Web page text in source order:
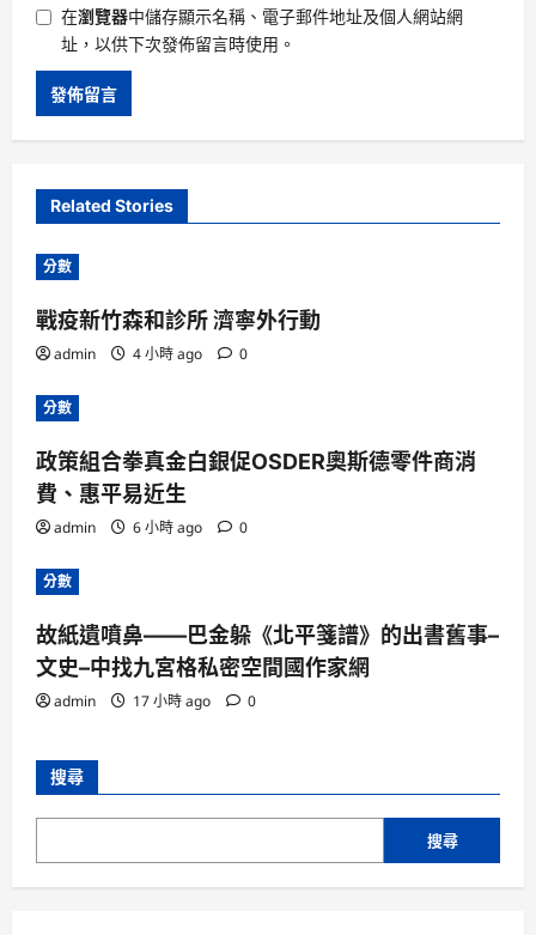
在瀏覽器中儲存顯示名稱、電子郵件地址及個人網站網
址，以供下次發佈留言時使用。
Related Stories
分數
戰疫新竹森和診所 濟寧外行動
admin 4 小時 ago 0
分數
政策組合拳真金白銀促OSDER奧斯德零件商消
費、惠平易近生
admin 6 小時 ago 0
分數
故紙遺噴鼻——巴金躲《北平箋譜》的出書舊事–
文史–中找九宮格私密空間國作家網
admin 17 小時 ago 0
搜尋
搜尋